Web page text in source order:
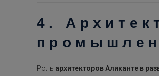
4.
Роль архитекторов Аликанте в